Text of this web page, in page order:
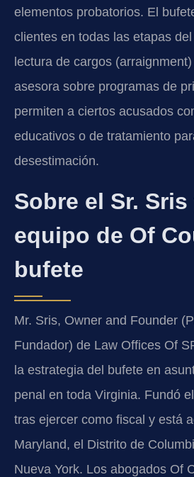
elementos probatorios. El
clientes en todas las etapas
lectura de cargos
asesora sobre programas de
permiten a ciertos acusados
educativos o de tratamiento
desestimación.
Sobre el Sr. Sris
equipo de Of
bufete
Mr. Sris, Owner and Founder
Fundador) de Law Offices Of
la estrategia del bufete en
penal en toda Virginia. Fundó
tras ejercer como fiscal y está
Maryland, el Distrito de
Nueva York. Los abogados Of